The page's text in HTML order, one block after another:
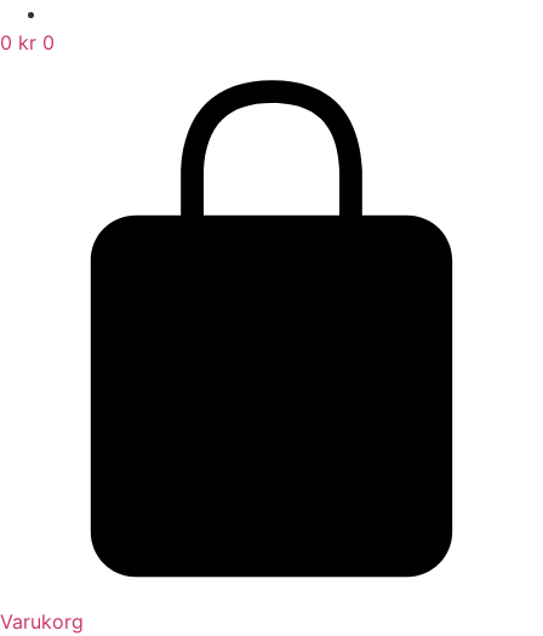
0 kr 0
Varukorg